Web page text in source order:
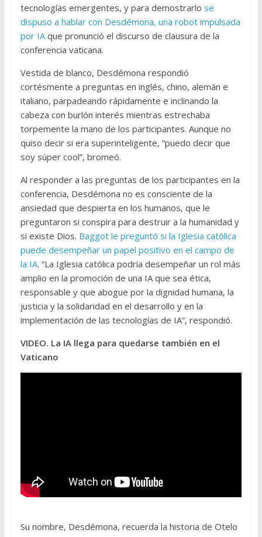
tecnologías emergentes, y para demostrarlo se
dispuso a hablar con Desdémona, una robot impulsada
por IAque pronunció el discurso de clausura de la
conferencia vaticana.
Vestida de blanco, Desdémona respondió
cortésmente a preguntas en inglés, chino, alemán e
italiano, parpadeando rápidamente e inclinando la
cabeza con burlón interés mientras estrechaba
torpemente la mano de los participantes. Aunque no
quiso decir si era superinteligente, “puedo decir que
soy súper cool”, bromeó.
Al responder a las preguntas de los participantes en la
conferencia, Desdémona no es consciente de la
ansiedad que despierta en los humanos, que le
preguntaron si conspira para destruir a la humanidad y
si existe Dios. Baggot le preguntó si la Iglesia católica
puede desempeñar un papel positivo en el campo de
la IA. “La Iglesia católica podría desempeñar un rol más
amplio en la promoción de una IA que sea ética,
responsable y que abogue por la dignidad humana, la
justicia y la solidaridad en el desarrollo y en la
implementación de las tecnologías de IA”, respondió.
VIDEO. La IA llega para quedarse también en el
Vaticano
Su nombre, Desdémona, recuerda la historia de Otelo